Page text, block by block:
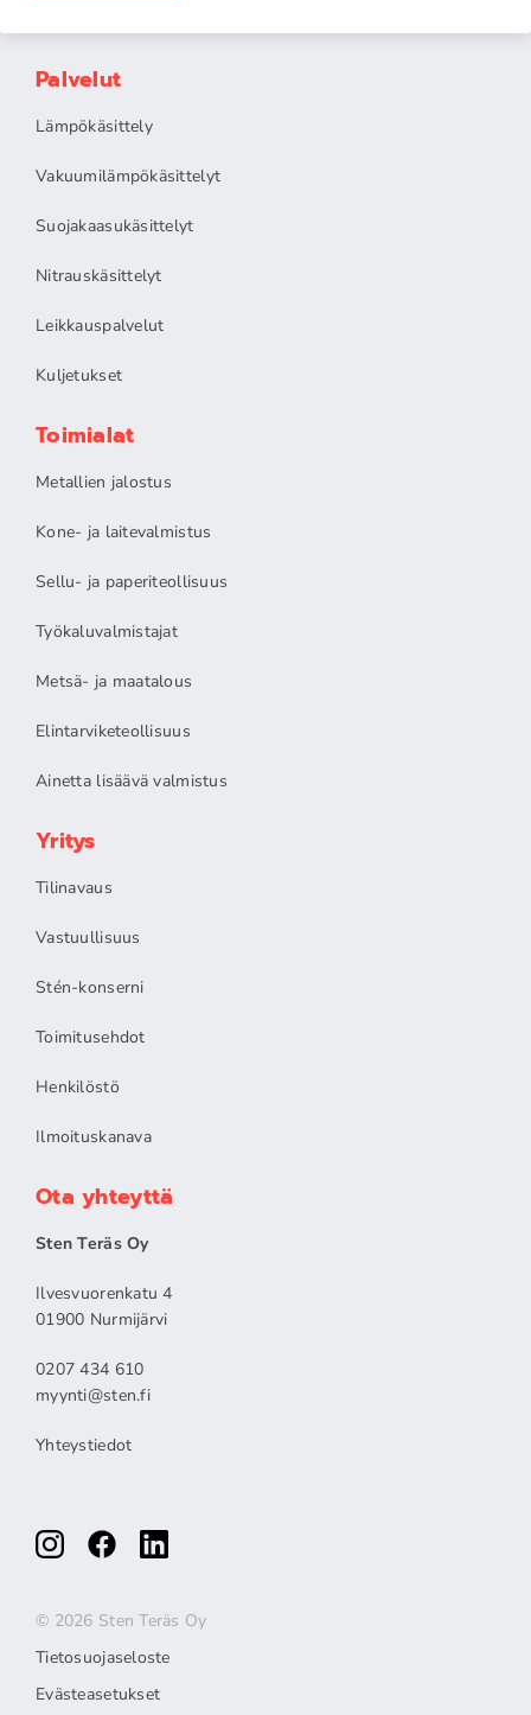
Palvelut
Lämpökäsittely
Vakuumilämpökäsittelyt
Suojakaasukäsittelyt
Nitrauskäsittelyt
Leikkauspalvelut
Kuljetukset
Toimialat
Metallien jalostus
Kone- ja laitevalmistus
Sellu- ja paperiteollisuus
Työkaluvalmistajat
Metsä- ja maatalous
Elintarviketeollisuus
Ainetta lisäävä valmistus
Yritys
Tilinavaus
Vastuullisuus
Stén-konserni
Toimitusehdot
Henkilöstö
Ilmoituskanava
Ota yhteyttä
Sten Teräs Oy
Ilvesvuorenkatu 4
01900 Nurmijärvi
0207 434 610
myynti@sten.fi
Yhteystiedot
© 2026 Sten Teräs Oy
Tietosuojaseloste
Evästeasetukset